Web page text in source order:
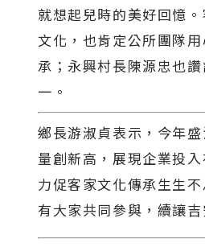
就想起兒時的美好回憶
文化，也肯定公所團隊
承；永興村長陳源忠也
一。
鄉長游淑貞表示，今年
量創新高，展現企業投
力促客家文化傳承生生
有大家共同參與，續讓